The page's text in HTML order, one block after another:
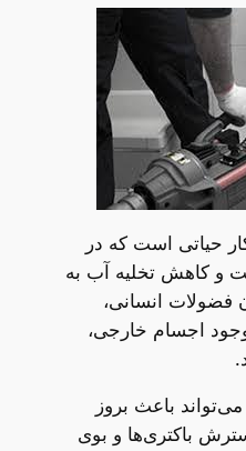
حیاتی است که در
و کاهش تخلیه آب به
فضولات انسانی،
اجسام خارجی،
باعث بروز
باکتری‌ها و بوی